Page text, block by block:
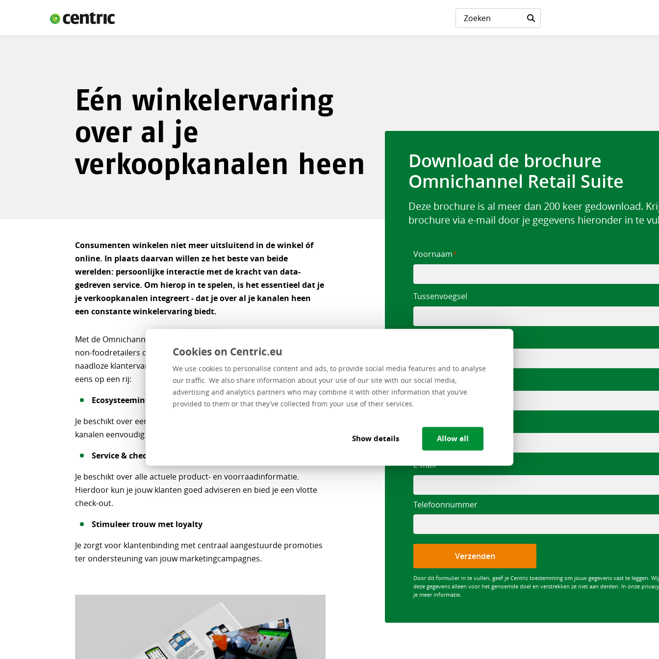
Cookies on Centric.eu
We use cookies to personalise content and ads, to provide social media features and to analyse
our traffic. We also share information about your use of our site with our social media,
advertising and analytics partners who may combine it with other information that you’ve
provided to them or that they’ve collected from your use of their services.
Show details Allow all
Eén winkelervaring
over al je
verkoopkanalen heen
Consumenten winkelen niet meer uitsluitend in de winkel óf
online. In plaats daarvan willen ze het beste van beide
werelden: persoonlijke interactie met de kracht van data-
gedreven service. Om hierop in te spelen, is het essentieel dat je
je verkoopkanalen integreert - dat je over al je kanalen heen
een constante winkelervaring biedt.
Met de Omnichannel Retail Suite (ORS) bieden food-, fashion- en
non-foodretailers de consument over alle verkoopkanalen een
naadloze klantervaring. We zetten de belangrijkste voordelen nog
eens op een rij:
Ecosysteemintegratie
Je beschikt over een moderne architectuur waardoor on- en offline
kanalen eenvoudig worden verbonden met de backendsystemen.
Service & check-out
Je beschikt over alle actuele product- en voorraadinformatie.
Hierdoor kun je jouw klanten goed adviseren en bied je een vlotte
check-out.
Stimuleer trouw met loyalty
Je zorgt voor klantenbinding met centraal aangestuurde promoties
ter ondersteuning van jouw marketingcampagnes.
Download de brochure
Omnichannel Retail Suite
Deze brochure is al meer dan 200 keer gedownload.
brochure via e-mail door je gegevens hieronder in te
Voornaam
Tussenvoegsel
Bedrijfsnaam
E-mail
Telefoonnummer
Verzenden
Door dit formulier in te vullen, geef je Centric toestemming om jouw gegevens vast te leggen.
deze gegevens alleen voor het genoemde doel en verstrekken ze niet aan derden. In onze
je meer informatie.